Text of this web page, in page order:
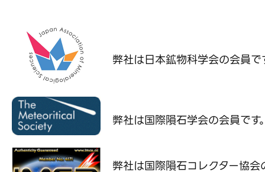
弊社は日本鉱物科学会の会員で
弊社は国際隕石学会の会員です
弊社は国際隕石コレクター協会